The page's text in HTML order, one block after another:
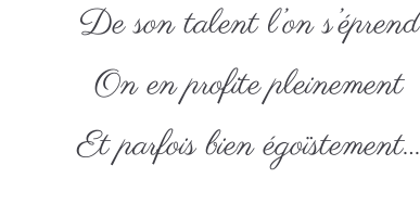
De son talent l’on s’éprend
On en profite pleinement
Et parfois bien égoïstement…